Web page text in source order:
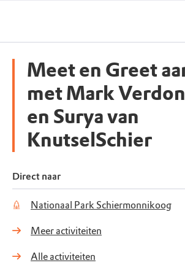
Meet en Greet
met Mark
en Surya van
KnutselSchier
Direct naar
Nationaal Park Schiermonnikoog
Meer activiteiten
Alle activiteiten